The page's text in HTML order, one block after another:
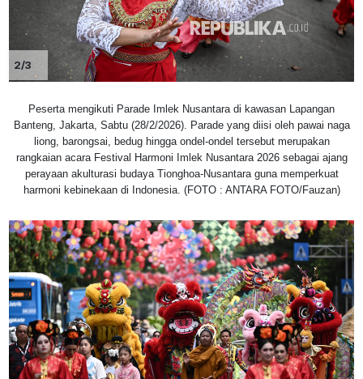
2/3
Peserta mengikuti Parade Imlek Nusantara di kawasan Lapangan
Banteng, Jakarta, Sabtu (28/2/2026). Parade yang diisi oleh pawai naga
liong, barongsai, bedug hingga ondel-ondel tersebut merupakan
rangkaian acara Festival Harmoni Imlek Nusantara 2026 sebagai ajang
perayaan akulturasi budaya Tionghoa-Nusantara guna memperkuat
harmoni kebinekaan di Indonesia. (FOTO : ANTARA FOTO/Fauzan)